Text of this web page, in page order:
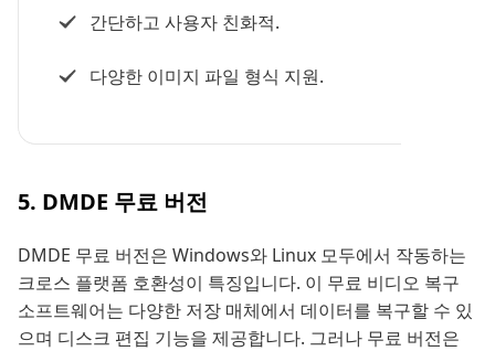
간단하고 사용자 친화적.
다양한 이미지 파일 형식 지원.
5. DMDE 무료 버전
DMDE 무료 버전은 Windows와 Linux 모두에서 작동하는
크로스 플랫폼 호환성이 특징입니다. 이 무료 비디오 복구
소프트웨어는 다양한 저장 매체에서 데이터를 복구할 수 있
으며 디스크 편집 기능을 제공합니다. 그러나 무료 버전은